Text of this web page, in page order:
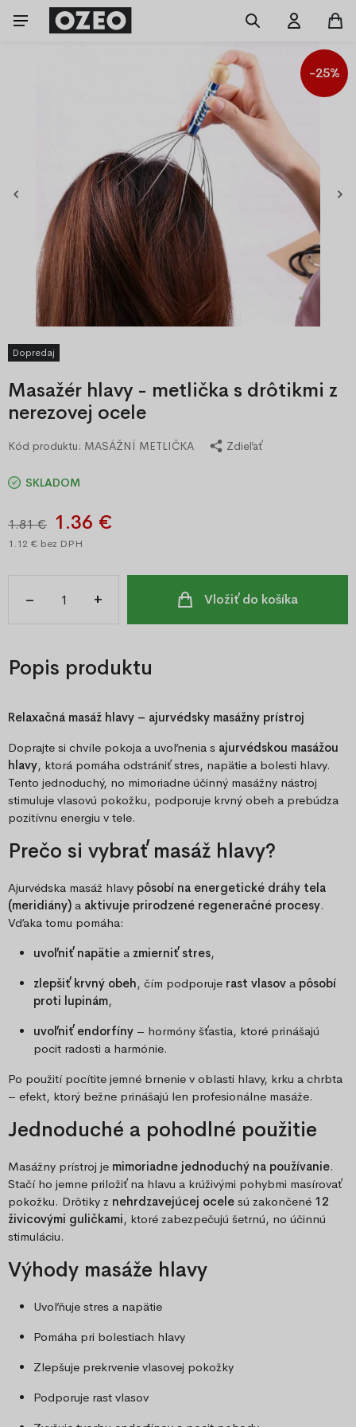
Dopredaj
-25%
Masažér hlavy - metlička s drôtikmi z
nerezovej ocele
Kód produktu: MASÁŽNÍ METLIČKA Zdieľať
SKLADOM
1.81 € 1.36 €
1.12 € bez DPH
– + Vložiť do košíka
Popis produktu
Relaxačná masáž hlavy – ajurvédsky masážny prístroj
Doprajte si chvíle pokoja a uvoľnenia s ajurvédskou masážou
hlavy, ktorá pomáha odstrániť stres, napätie a bolesti hlavy.
Tento jednoduchý, no mimoriadne účinný masážny nástroj
stimuluje vlasovú pokožku, podporuje krvný obeh a prebúdza
pozitívnu energiu v tele.
Prečo si vybrať masáž hlavy?
Ajurvédska masáž hlavy pôsobí na energetické dráhy tela
(meridiány) a aktivuje prirodzené regeneračné procesy.
Vďaka tomu pomáha:
uvoľniť napätie a zmierniť stres,
zlepšiť krvný obeh, čím podporuje rast vlasov a pôsobí
proti lupinám,
uvoľniť endorfíny – hormóny šťastia, ktoré prinášajú
pocit radosti a harmónie.
Po použití pocítite jemné brnenie v oblasti hlavy, krku a chrbta
– efekt, ktorý bežne prinášajú len profesionálne masáže.
Jednoduché a pohodlné použitie
Masážny prístroj je mimoriadne jednoduchý na používanie.
Stačí ho jemne priložiť na hlavu a krúživými pohybmi masírovať
pokožku. Drôtiky z nehrdzavejúcej ocele sú zakončené 12
živicovými guličkami, ktoré zabezpečujú šetrnú, no účinnú
stimuláciu.
Výhody masáže hlavy
Uvoľňuje stres a napätie
Pomáha pri bolestiach hlavy
Zlepšuje prekrvenie vlasovej pokožky
Podporuje rast vlasov